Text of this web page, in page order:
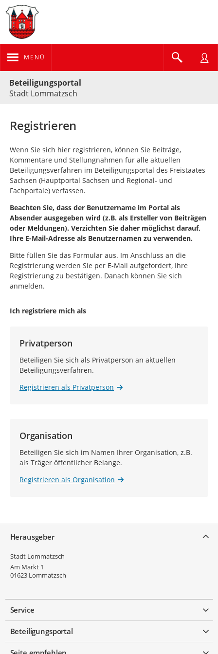
MENÜ
Beteiligungsportal
Stadt Lommatzsch
Registrieren
Wenn Sie sich hier registrieren, können Sie Beiträge,
Kommentare und Stellungnahmen für alle aktuellen
Beteiligungsverfahren im Beteiligungsportal des Freistaates
Sachsen (Hauptportal Sachsen und Regional- und
Fachportale) verfassen.
Beachten Sie, dass der Benutzername im Portal als
Absender ausgegeben wird (z.B. als Ersteller von Beiträgen
oder Meldungen). Verzichten Sie daher möglichst darauf,
Ihre E-Mail-Adresse als Benutzernamen zu verwenden.
Bitte füllen Sie das Formular aus. Im Anschluss an die
Registrierung werden Sie per E-Mail aufgefordert, Ihre
Registrierung zu bestätigen. Danach können Sie sich
anmelden.
Ich registriere mich als
Privatperson
Beteiligen Sie sich als Privatperson an aktuellen
Beteiligungsverfahren.
Registrieren als Privatperson
Organisation
Beteiligen Sie sich im Namen Ihrer Organisation, z.B.
als Träger öffentlicher Belange.
Registrieren als Organisation
Herausgeber
Stadt Lommatzsch
Am Markt 1
01623 Lommatzsch
Service
Beteiligungsportal